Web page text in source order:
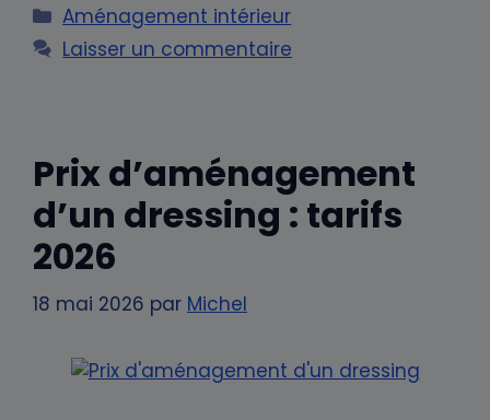
Catégories
Aménagement intérieur
Laisser un commentaire
Prix d’aménagement
d’un dressing : tarifs
2026
18 mai 2026 par Michel